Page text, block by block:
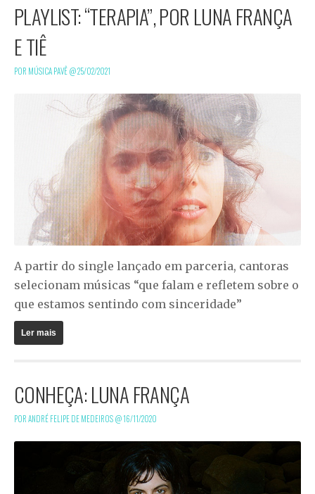
PLAYLIST: “TERAPIA”, POR LUNA FRANÇA
E TIÊ
POR MÚSICA PAVÊ @25/02/2021
A partir do single lançado em parceria, cantoras
selecionam músicas “que falam e refletem sobre o
que estamos sentindo com sinceridade”
Ler mais
CONHEÇA: LUNA FRANÇA
POR ANDRÉ FELIPE DE MEDEIROS @16/11/2020